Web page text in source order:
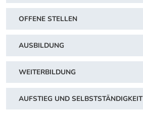
OFFENE STELLEN
AUSBILDUNG
WEITERBILDUNG
AUFSTIEG UND SELBSTSTÄNDIGKEIT